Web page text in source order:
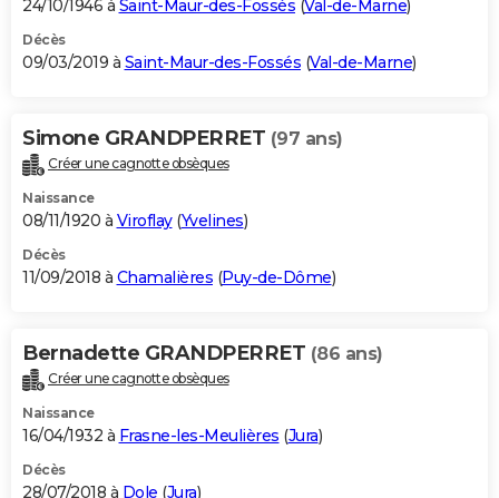
24/10/1946 à Saint-Maur-des-Fossés (Val-de-Marne)
Décès
09/03/2019 à Saint-Maur-des-Fossés (Val-de-Marne)
Simone GRANDPERRET (97 ans)
Créer une cagnotte obsèques
Naissance
08/11/1920 à Viroflay(Yvelines)
Décès
11/09/2018 à Chamalières (Puy-de-Dôme)
Bernadette GRANDPERRET (86 ans)
Créer une cagnotte obsèques
Naissance
16/04/1932 à Frasne-les-Meulières (Jura)
Décès
28/07/2018 à Dole (Jura)